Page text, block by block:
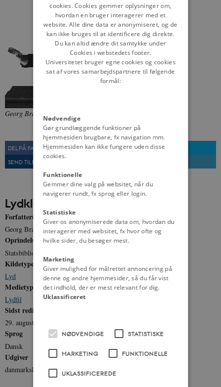
Georg Brandes.
DEL PÅ FACEBOOK
DEL PÅ TWITTER
SEND TIL EN VEN
Lydklip
Forfatter(e)
Georg Brandes
Oprindelse
Statsbiblioteket
Kildetype
Lyd
Medietype
Lydfil
Sidst redigeret
29. august 2011
Sprog
Dansk
Udgiver
danmarkshistorien.dk
cookies. Cookies gemmer oplysninger om,
hvordan en bruger interagerer med et
website. Alle dine data er anonymiseret, og de
kan ikke bruges til at identificere dig direkte.
Du kan altid ændre dit samtykke under
Cookies i webstedets footer.
Universitetet bruger egne cookies og cookies
sat af vores samarbejdspartnere til følgende
formål:
Nødvendige
Gør grundlæggende funktioner på
hjemmesiden brugbare, fx navigation mm.
Hjemmesiden kan ikke fungere uden disse
cookies.
Funktionelle
Gemmer dine valg på websitet, når du
navigerer rundt, fx sprog eller login.
Statistiske
Giver os anonymiserede data om, hvordan du
interagerer med websitet, fx hvor ofte og
hvilke sider, du besøger mest.
Marketing
Giver mulighed for målrettet annoncering på
denne og andre hjemmesider, så du får vist
det indhold, der er mest relevant for dig.
Uklassificeret
NØDVENDIGE STATISTISKE
MARKETING FUNKTIONELLE
UKLASSIFICEREDE